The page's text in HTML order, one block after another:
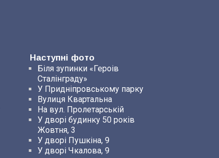
Наступні фото
Біля зупинки «Героів
Сталінграду»
У Придніпровському парку
Вулиця Квартальна
На вул. Пролетарській
У дворі будинку 50 років
Жовтня, 3
У дворі Пушкіна, 9
У дворі Чкалова, 9